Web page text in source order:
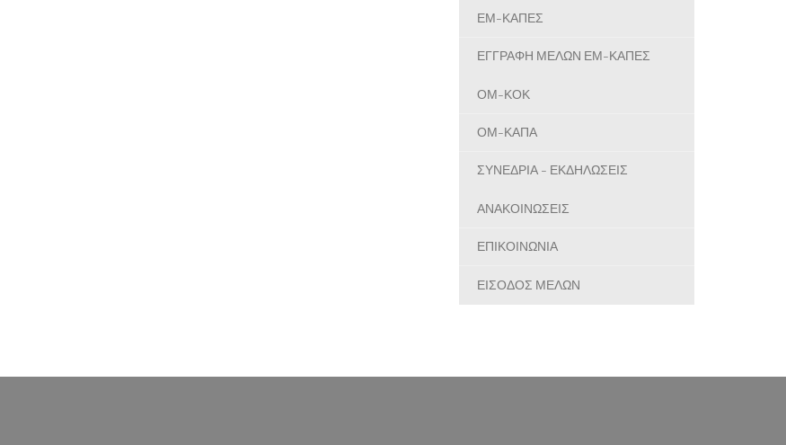
ΕΜ-ΚΑΠΕΣ
ΕΓΓΡΑΦΗ ΜΕΛΩΝ ΕΜ-ΚΑΠΕΣ
ΟΜ-ΚΟΚ
ΟΜ-ΚΑΠΑ
ΣΥΝΕΔΡΙΑ - ΕΚΔΗΛΩΣΕΙΣ
ΑΝΑΚΟΙΝΩΣΕΙΣ
ΕΠΙΚΟΙΝΩΝΙΑ
ΕΙΣΟΔΟΣ ΜΕΛΩΝ